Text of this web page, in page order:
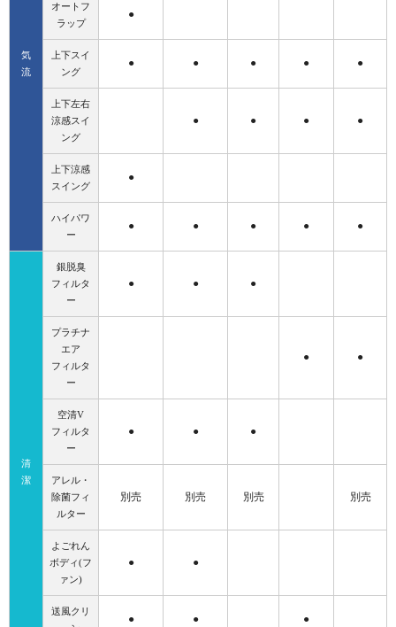
気
流
オートフ
ラップ
●
上下スイ
ング
● ● ● ● ●
上下左右
涼感スイ
ング
● ● ● ●
上下涼感
スイング
●
ハイパワ
ー
● ● ● ● ●
清
潔
銀脱臭
フィルタ
ー
● ● ●
プラチナ
エア
フィルタ
ー
● ●
空清V
フィルタ
ー
● ● ●
アレル・
除菌フィ
ルター
別売 別売 別売 別売
よごれん
ボディ(フ
ァン)
● ●
送風クリ
● ● ●